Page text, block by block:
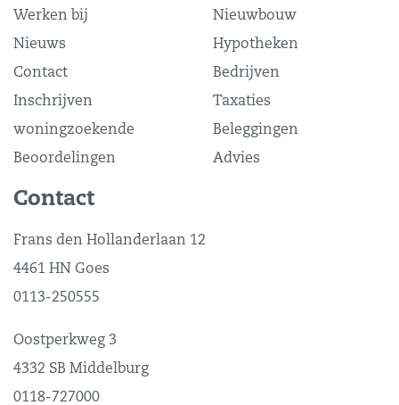
Werken bij
Nieuws
Contact
Inschrijven
woningzoekende
Beoordelingen
Nieuwbouw
Hypotheken
Bedrijven
Taxaties
Beleggingen
Advies
Contact
Frans den Hollanderlaan 12
4461 HN Goes
0113-250555
Oostperkweg 3
4332 SB Middelburg
0118-727000